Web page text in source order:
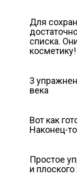
Для
списка.
косметику!
3
века
Вот как
Наконец-
Простое
и